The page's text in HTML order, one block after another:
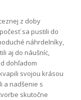
z doby
sa pustili do
náhrdelníky,
aj do náušníc,
dohľadom
svojou krásou
a nadšenie s
skutočne